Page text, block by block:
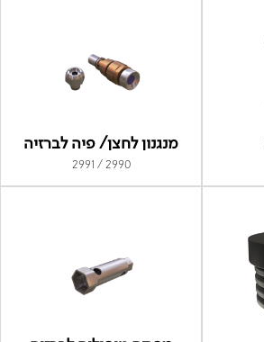
מנגנון לחצן/ פיה לברזיה
2990 / 2991